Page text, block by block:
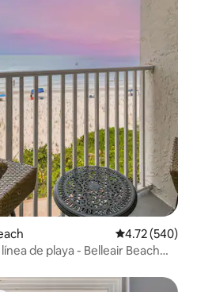
Calificación
4.72 (540)
de playa - Belleair Beach